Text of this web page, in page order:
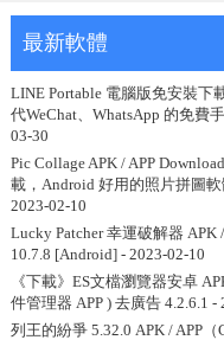
最新軟體
LINE Portable 電腦版免安裝下
代WeChat、WhatsApp 的免費
03-30
Pic Collage APK / APP
載，Android 好用的照片拼圖
2023-02-10
Lucky Patcher 幸運破解器 APK
10.7.8 [Android] - 2023-02-10
《下載》ES文檔瀏覽器安卓
件管理器 APP ) 去廣告 4.2.6.1 -
列王的紛爭 5.32.0 APK / APP（